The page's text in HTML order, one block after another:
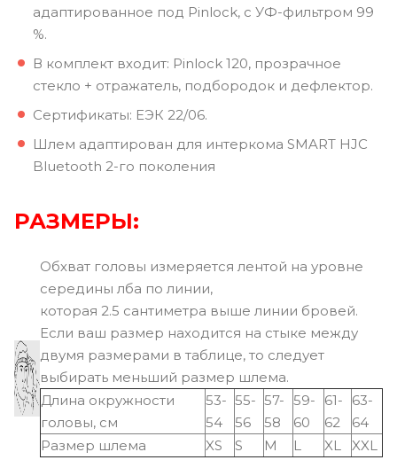
адаптированное под Pinlock, с УФ-фильтром 99
%.
В комплект входит: Pinlock 120, прозрачное
стекло + отражатель, подбородок и дефлектор.
Сертификаты: ЕЭК 22/06.
Шлем адаптирован для интеркома SMART HJC
Bluetooth 2-го поколения
РАЗМЕРЫ:
Обхват головы измеряется лентой на уровне
середины лба по линии,
которая 2.5 сантиметра выше линии бровей.
Если ваш размер находится на стыке между
двумя размерами в таблице, то следует
выбирать меньший размер шлема.
Длина окружности
головы, см
53-
54
55-
56
57-
58
59-
60
61-
62
63-
64
Размер шлема
XS S M L XL XXL